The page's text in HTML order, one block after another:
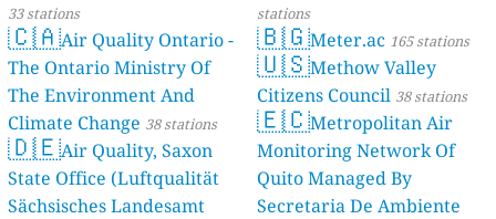
33 stations
🇨🇦Air Quality Ontario -
The Ontario Ministry Of
The Environment And
Climate Change 38 stations
🇩🇪Air Quality, Saxon
State Office (Luftqualität
Sächsisches Landesamt
stations
🇧🇬Meter.ac 165 stations
🇺🇸Methow Valley
Citizens Council 38 stations
🇪🇨Metropolitan Air
Monitoring Network Of
Quito Managed By
Secretaria De Ambiente